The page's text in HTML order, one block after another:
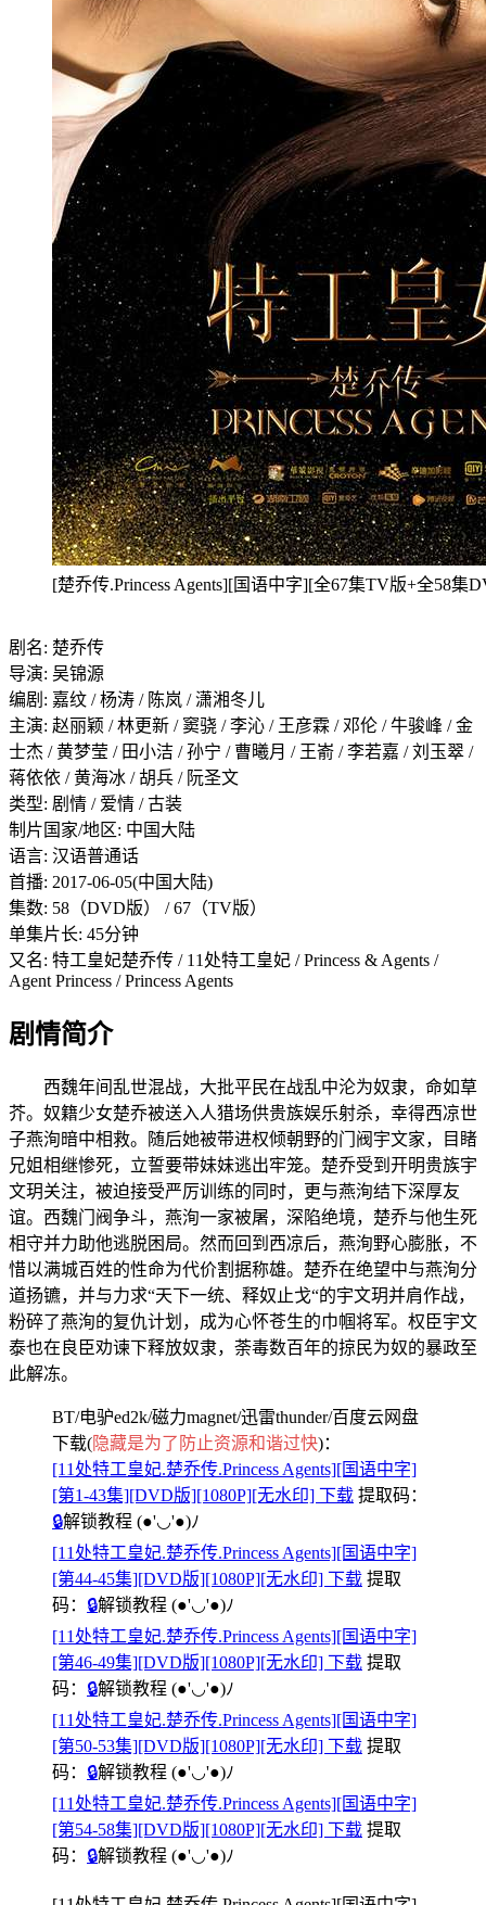
[楚乔传.Princess Agents][国语中字][全67集TV版+全58集
剧名: 楚乔传
导演: 吴锦源
编剧: 嘉纹 / 杨涛 / 陈岚 / 潇湘冬儿
主演: 赵丽颖 / 林更新 / 窦骁 / 李沁 / 王彦霖 / 邓伦 / 牛骏峰 / 金
士杰 / 黄梦莹 / 田小洁 / 孙宁 / 曹曦月 / 王嵛 / 李若嘉 / 刘玉翠 /
蒋依依 / 黄海冰 / 胡兵 / 阮圣文
类型: 剧情 / 爱情 / 古装
制片国家/地区: 中国大陆
语言: 汉语普通话
首播: 2017-06-05(中国大陆)
集数: 58（DVD版） / 67（TV版）
单集片长: 45分钟
又名: 特工皇妃楚乔传 / 11处特工皇妃 / Princess & Agents /
Agent Princess / Princess Agents
剧情简介
西魏年间乱世混战，大批平民在战乱中沦为奴隶，命如草
芥。奴籍少女楚乔被送入人猎场供贵族娱乐射杀，幸得西凉世
子燕洵暗中相救。随后她被带进权倾朝野的门阀宇文家，目睹
兄姐相继惨死，立誓要带妹妹逃出牢笼。楚乔受到开明贵族宇
文玥关注，被迫接受严厉训练的同时，更与燕洵结下深厚友
谊。西魏门阀争斗，燕洵一家被屠，深陷绝境，楚乔与他生死
相守并力助他逃脱困局。然而回到西凉后，燕洵野心膨胀，不
惜以满城百姓的性命为代价割据称雄。楚乔在绝望中与燕洵分
道扬镳，并与力求“天下一统、释奴止戈“的宇文玥并肩作战，
粉碎了燕洵的复仇计划，成为心怀苍生的巾帼将军。权臣宇文
泰也在良臣劝谏下释放奴隶，荼毒数百年的掠民为奴的暴政至
此解冻。
BT/电驴ed2k/磁力magnet/迅雷thunder/百度云网盘
下载(隐藏是为了防止资源和谐过快)：
[11处特工皇妃.楚乔传.Princess Agents][国语中字]
[第1-43集][DVD版][1080P][无水印] 下载 提取码：
🔒解锁教程 (●'◡'●)ﾉ
[11处特工皇妃.楚乔传.Princess Agents][国语中字]
[第44-45集][DVD版][1080P][无水印] 下载 提取
码： 🔒解锁教程 (●'◡'●)ﾉ
[11处特工皇妃.楚乔传.Princess Agents][国语中字]
[第46-49集][DVD版][1080P][无水印] 下载 提取
码： 🔒解锁教程 (●'◡'●)ﾉ
[11处特工皇妃.楚乔传.Princess Agents][国语中字]
[第50-53集][DVD版][1080P][无水印] 下载 提取
码： 🔒解锁教程 (●'◡'●)ﾉ
[11处特工皇妃.楚乔传.Princess Agents][国语中字]
[第54-58集][DVD版][1080P][无水印] 下载 提取
码： 🔒解锁教程 (●'◡'●)ﾉ